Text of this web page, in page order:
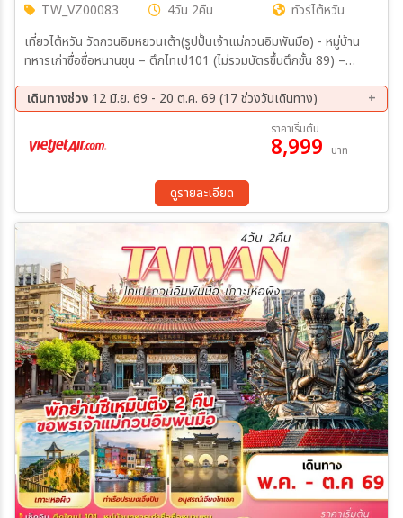
TW_VZ00083 4วัน 2คืน
ทัวร์ไต้หวัน
เที่ยวไต้หวัน วัดกวนอิมหยวนเต้า(รูปปั้นเจ้าแม่กวนอิมพันมือ) - หมู่บ้าน
ทหารเก่าซื่อซื่อหนานชุน – ตึกไทเป101 (ไม่รวมบัตรขึ้นตึกชั้น 89) –
หมู่บ้านโบราณจิ่วเฟิน - อุทยานเกาะเหอผิง(รวมค่าเข้าชม) - หมู่บ้านประมง
เจิ้งปิน – ซีเหมินติง
เดินทางช่วง 12 มิ.ย. 69 - 20 ต.ค. 69 (17 ช่วงวันเดินทาง)
13 ส.ค. 69 - 16 ส.ค. 69
20 ส.ค. 69 - 23 ส.ค. 69
21 ส.ค. 69 - 24 ส.ค. 69
04 ก.ย. 69 - 07 ก.ย. 69
11 ก.ย. 69 - 14 ก.ย. 69
18 ก.ย. 69 - 21 ก.ย. 69
26 ก.ย. 69 - 29 ก.ย. 69
01 ต.ค. 69 - 04 ต.ค. 69
09 ต.ค. 69 - 12 ต.ค. 69
10 ต.ค. 69 - 13 ต.ค. 69
15 ต.ค. 69 - 18 ต.ค. 69
17 ต.ค. 69 - 20 ต.ค. 69
ราคาเริ่มต้น
8,999 บาท
ดูรายละเอียด